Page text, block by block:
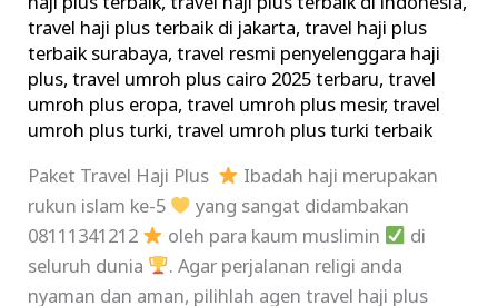
travel haji plus terbaik di jakarta,travel haji plus
terbaik surabaya,travel resmi penyelenggara haji
plus,travel umroh plus cairo 2025 terbaru,travel
umroh plus eropa,travel umroh plus mesir,travel
umroh plus turki,travel umroh plus turki terbaik
Paket Travel Haji Plus
Ibadah haji merupakan
rukun islam ke-5
yang sangat didambakan
08111341212
oleh para kaum muslimin
di
seluruh dunia
. Agar perjalanan religi anda
nyaman dan aman, pilihlah agen travel haji plus